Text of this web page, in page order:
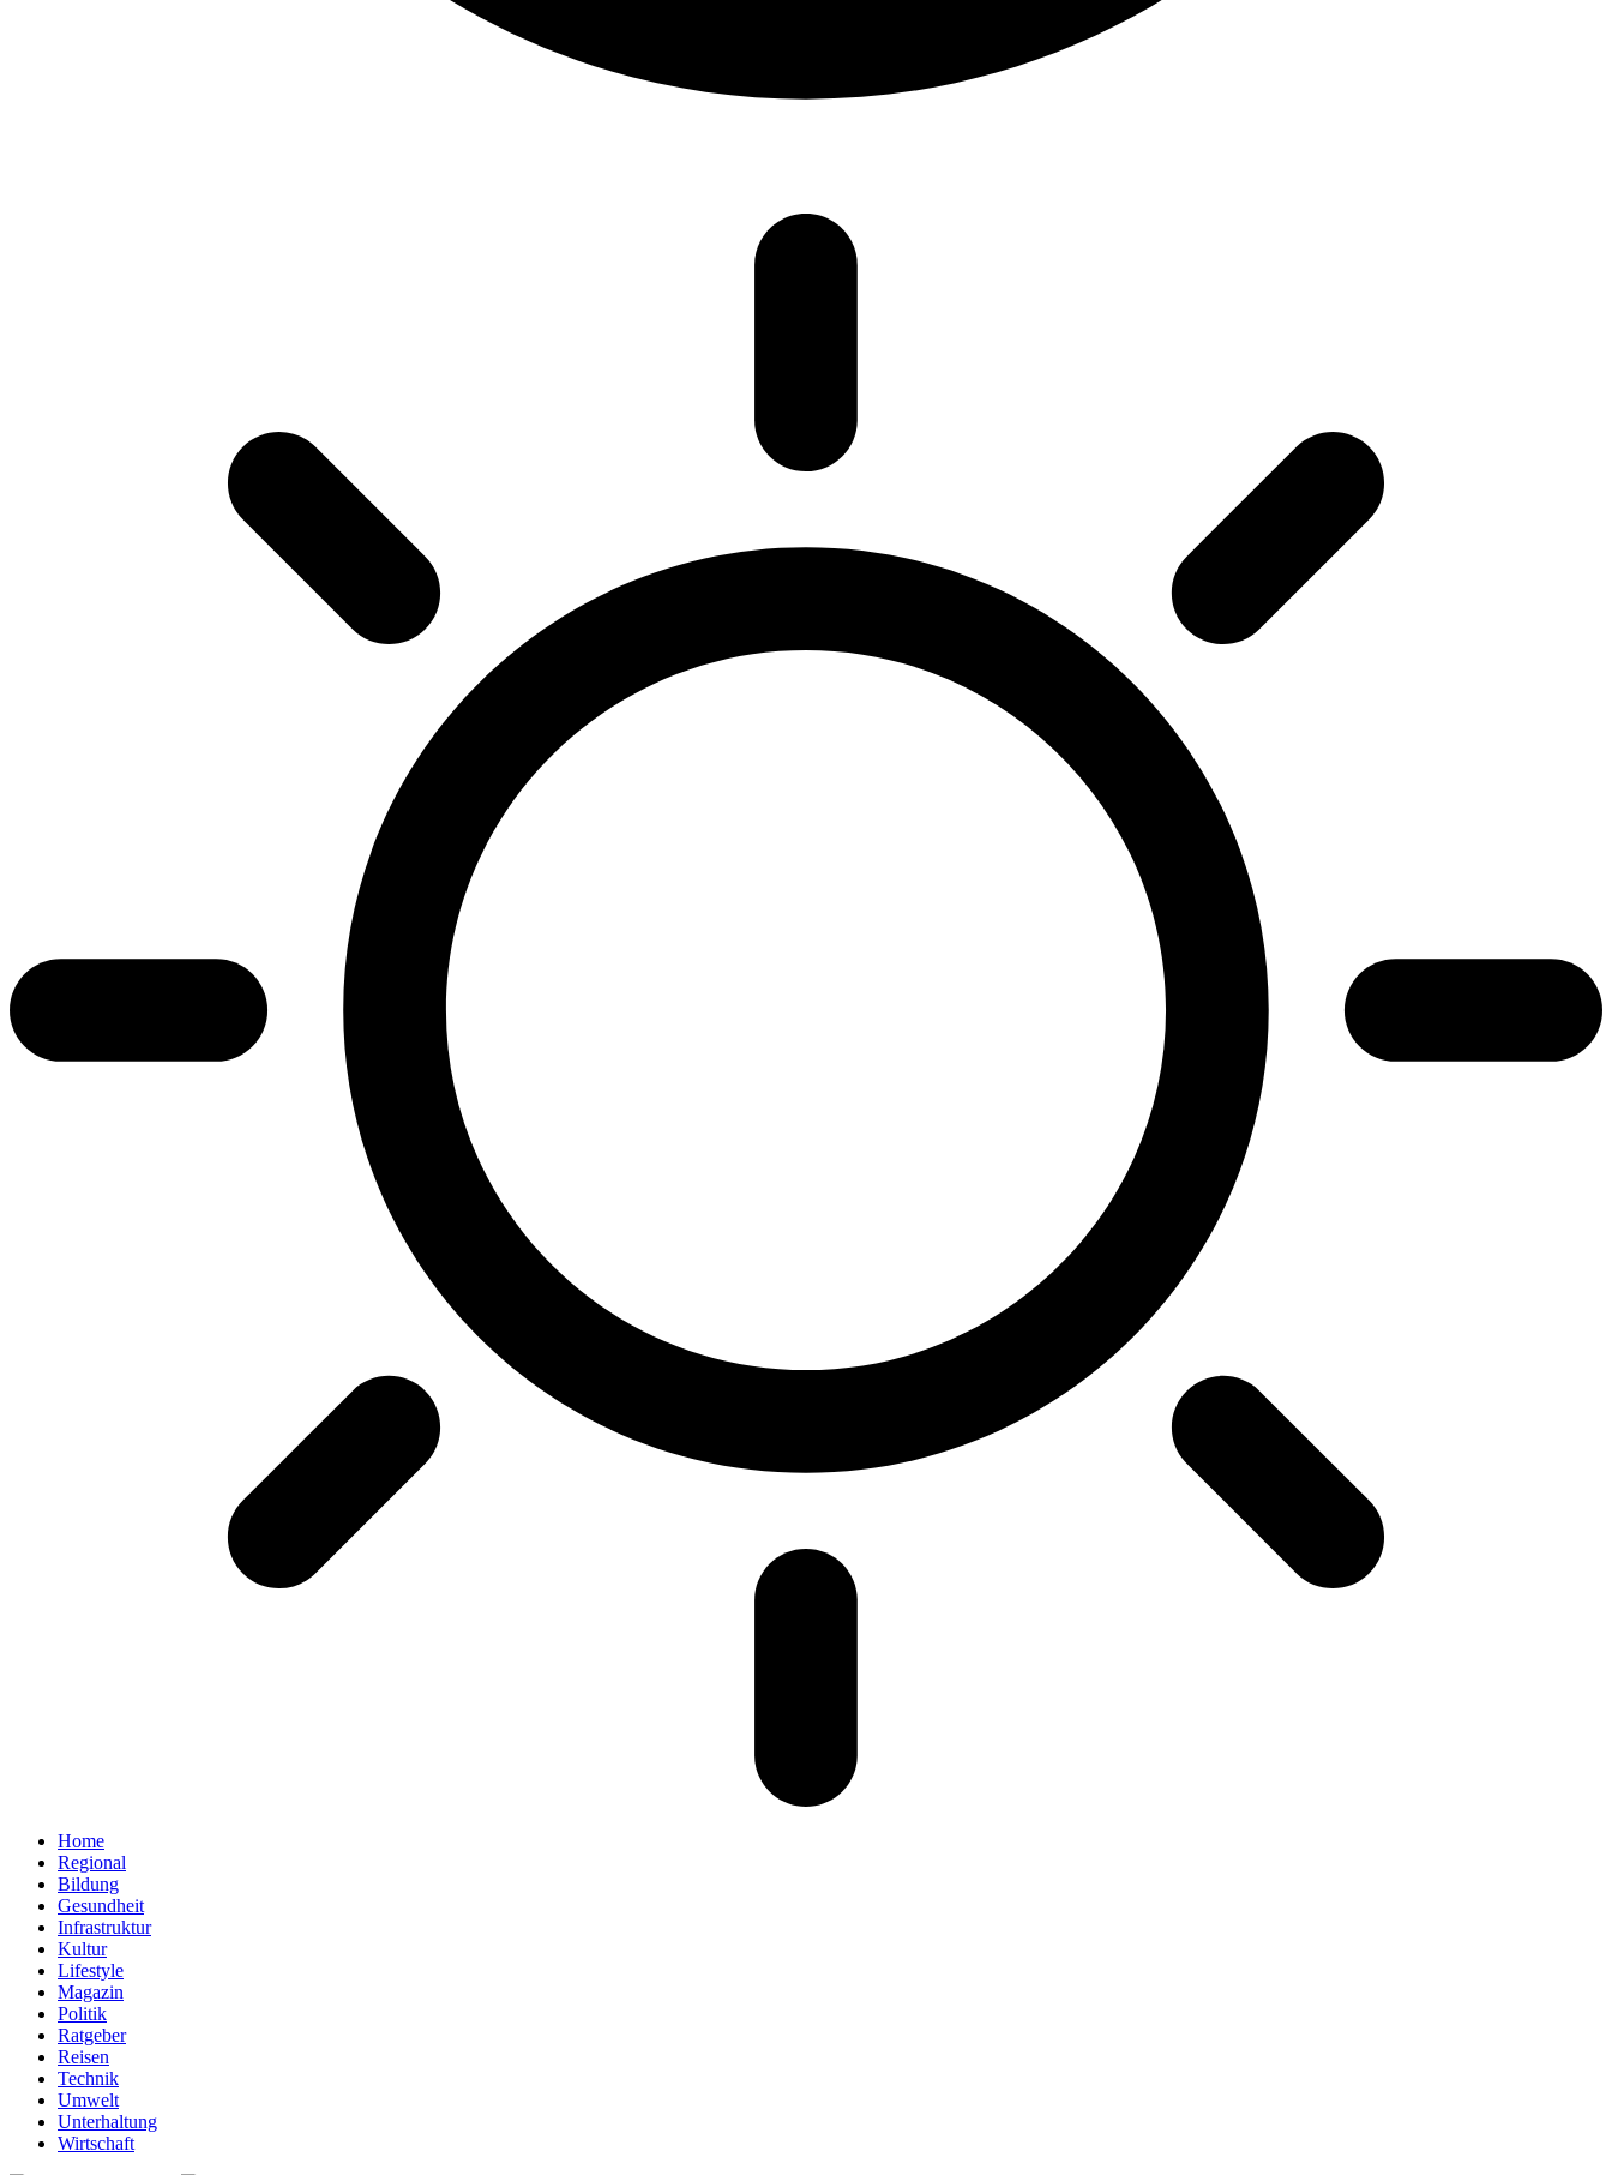
Home
Regional
Bildung
Gesundheit
Infrastruktur
Kultur
Lifestyle
Magazin
Politik
Ratgeber
Reisen
Technik
Umwelt
Unterhaltung
Wirtschaft